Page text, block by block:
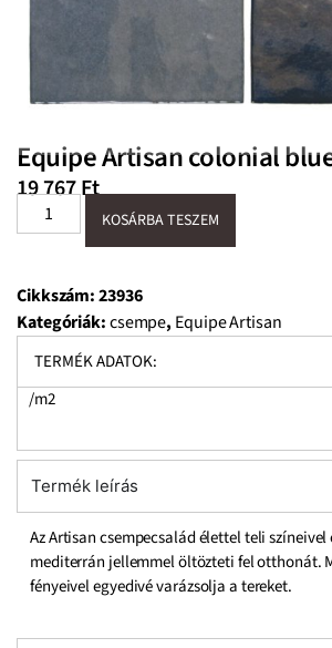
Equipe Artisan colonial
19 767Ft
KOSÁRBA TESZEM
Cikkszám:23936
Kategóriák:csempe, Equipe Artisan
TERMÉK ADATOK:
/m2
Termék leírás
Az Artisan csempecsalád élettel teli
mediterrán jellemmel öltözteti fel otthonát.
fényeivel egyedivé varázsolja a tereket.